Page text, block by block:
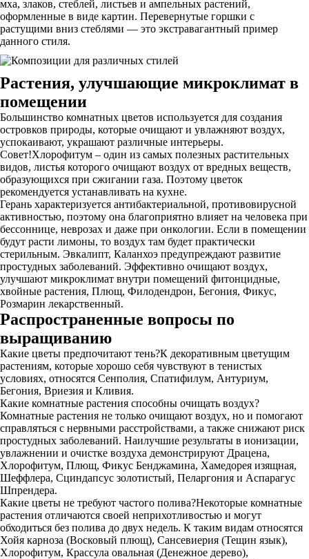
мха, злаков, стеблей, листьев и ампельных растений,
оформленные в виде картин. Перевернутые горшки с
растущими вниз стеблями — это экстравагантный пример
данного стиля.
Растения, улучшающие микроклимат в
помещении
Большинство комнатных цветов используется для создания
островков природы, которые очищают и увлажняют воздух,
успокаивают, украшают различные интерьеры.
Совет!Хлорофитум – один из самых полезных растительных
видов, листья которого очищают воздух от вредных веществ,
образующихся при сжигании газа. Поэтому цветок
рекомендуется устанавливать на кухне.
Герань характеризуется антибактериальной, противовирусной
активностью, поэтому она благоприятно влияет на человека при
бессоннице, неврозах и даже при онкологии. Если в помещении
будут расти лимоны, то воздух там будет практически
стерильным. Эвкалипт, Каланхоэ предупреждают развитие
простудных заболеваний. Эффективно очищают воздух,
улучшают микроклимат внутри помещений фитонцидные,
хвойные растения, Плющ, Филодендрон, Бегония, Фикус,
Розмарин лекарственный.
Распространенные вопросы по
выращиванию
Какие цветы предпочитают тень?К декоративным цветущим
растениям, которые хорошо себя чувствуют в тенистых
условиях, относятся Сенполия, Спатифилум, Антуриум,
Бегония, Вриезия и Кливия.
Какие комнатные растения способны очищать воздух?
Комнатные растения не только очищают воздух, но и помогают
справляться с нервными расстройствами, а также снижают риск
простудных заболеваний. Наилучшие результаты в ионизации,
увлажнении и очистке воздуха демонстрируют Драцена,
Хлорофитум, Плющ, Фикус Бенджамина, Хамедорея изящная,
Шеффлера, Сциндапсус золотистый, Пеларгония и Аспарагус
Шпрендера.
Какие цветы не требуют частого полива?Некоторые комнатные
растения отличаются своей неприхотливостью и могут
обходиться без полива до двух недель. К таким видам относятся
Хойя карноза (Восковый плющ), Сансевиерия (Тещин язык),
Хлорофитум, Крассула овальная (Денежное дерево),